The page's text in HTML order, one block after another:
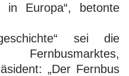
Europa“, betonte
sei die
„Der Fernbus